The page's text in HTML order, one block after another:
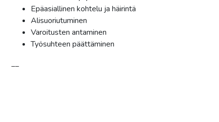
Epäasiallinen kohtelu ja häirintä
Alisuoriutuminen
Varoitusten antaminen
Työsuhteen päättäminen
__